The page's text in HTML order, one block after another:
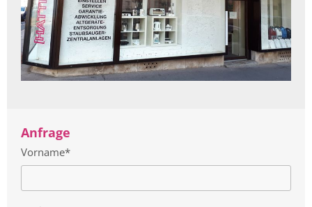
Anfrage
Vorname*